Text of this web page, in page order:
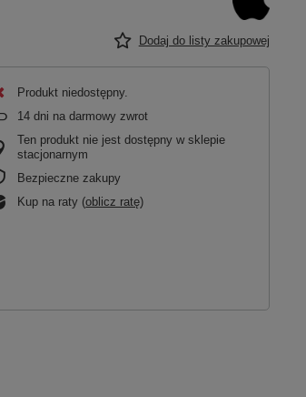
Dodaj do listy zakupowej
Produkt niedostępny
14 dni na darmowy zwrot
Ten produkt nie jest dostępny w sklepie
stacjonarnym
Bezpieczne zakupy
Kup na raty (oblicz ratę)